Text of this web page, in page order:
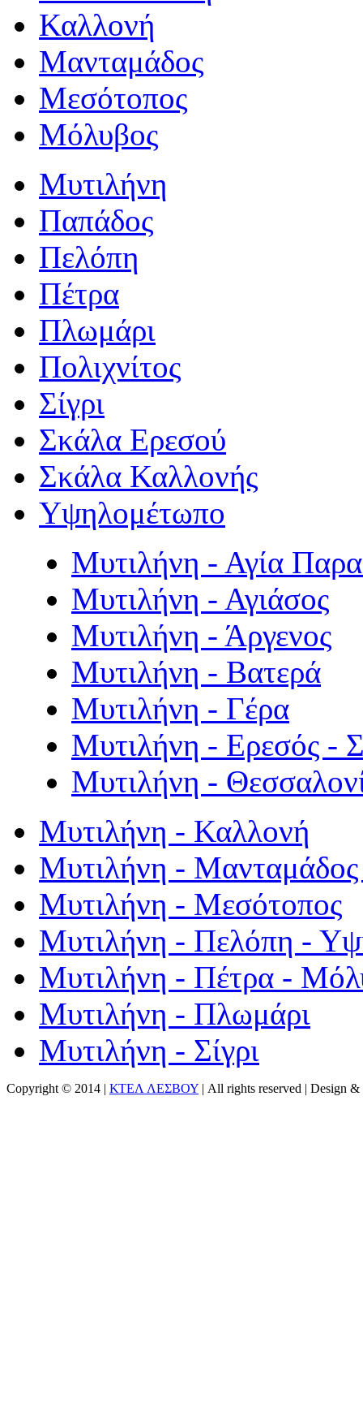
Καλλονή
Μανταμάδος
Μεσότοπος
Μόλυβος
Μυτιλήνη
Παπάδος
Πελόπη
Πέτρα
Πλωμάρι
Πολιχνίτος
Σίγρι
Σκάλα Ερεσού
Σκάλα Καλλονής
Υψηλομέτωπο
Μυτιλήνη - Αγία
Μυτιλήνη - Αγιάσος
Μυτιλήνη - Άργενος
Μυτιλήνη - Βατερά
Μυτιλήνη - Γέρα
Μυτιλήνη - Ερεσός -
Μυτιλήνη -
Μυτιλήνη - Καλλονή
Μυτιλήνη - Μανταμάδος
Μυτιλήνη - Μεσότοπος
Μυτιλήνη - Πελόπη -
Μυτιλήνη - Πέτρα -
Μυτιλήνη - Πλωμάρι
Μυτιλήνη - Σίγρι
Copyright © 2014 | ΚΤΕΛ ΛΕΣΒΟΥ | All rights reserved | Design &